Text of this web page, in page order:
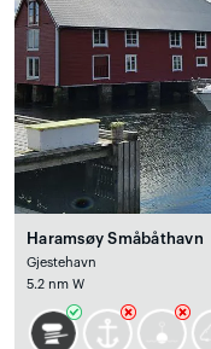
Haramsøy Småbåthavn
Gjestehavn
5.2 nm W